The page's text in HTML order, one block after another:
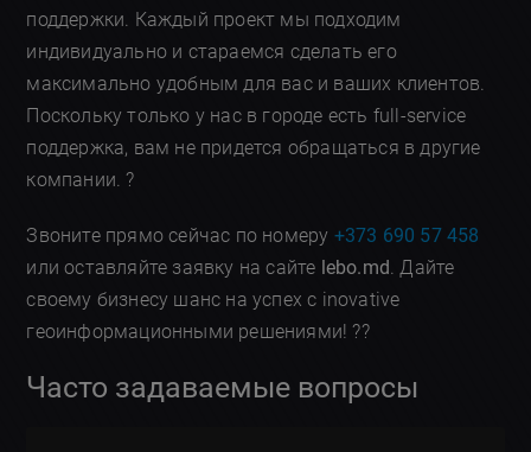
поддержки. Каждый проект мы подходим
индивидуально и стараемся сделать его
максимально удобным для вас и ваших клиентов.
Поскольку только у нас в городе есть full-service
поддержка, вам не придется обращаться в другие
компании. ?
Звоните прямо сейчас по номеру +373 690 57 458
или оставляйте заявку на сайте lebo.md . Дайте
своему бизнесу шанс на успех с inovative
геоинформационными решениями! ??
Часто задаваемые вопросы